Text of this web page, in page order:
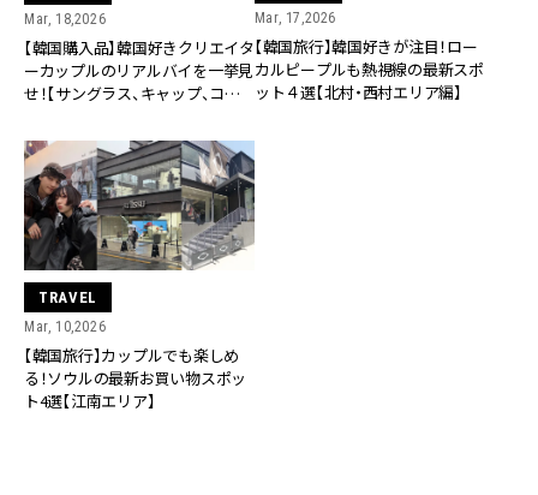
Mar, 18,2026
【韓国購入品】韓国好きクリエイタ
ーカップルのリアルバイを一挙見
せ！【サングラス、キャップ、コン
Mar, 17,2026
【韓国旅行】韓国好きが注目！ロー
カルピープルも熱視線の最新スポ
ット４選【北村・西村エリア編】
TRAVEL
Mar, 10,2026
【韓国旅行】カップルでも楽しめ
る！ソウルの最新お買い物スポッ
ト4選【江南エリア】